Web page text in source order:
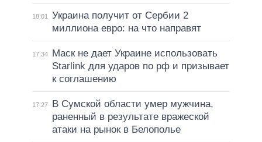
18:01
Украина получит от Сербии 2
миллиона евро: на что направят
17:34
Маск не дает Украине использовать
Starlink для ударов по рф и призывает
к соглашению
17:27
В Сумской области умер мужчина,
раненный в результате вражеской
атаки на рынок в Белополье